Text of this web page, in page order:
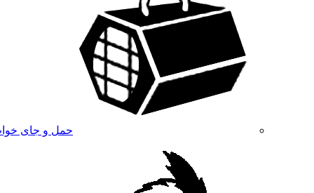
حمل و جای